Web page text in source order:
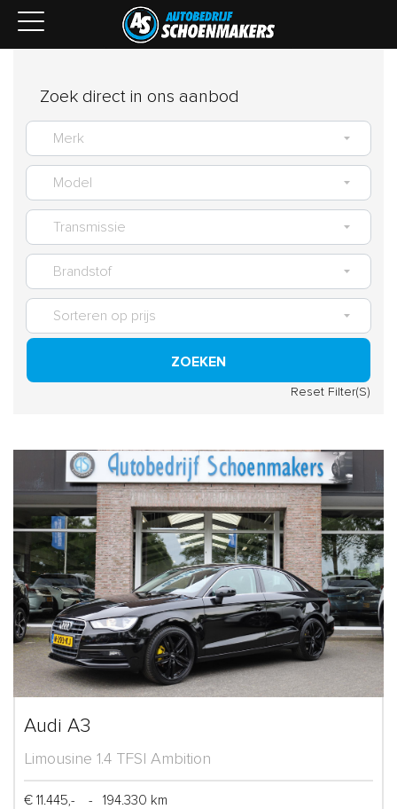
Zoek direct in ons aanbod
ZOEKEN
Reset Filter(S)
Audi A3
Limousine 1.4 TFSI Ambition
€ 11.445,- -
194.330 km